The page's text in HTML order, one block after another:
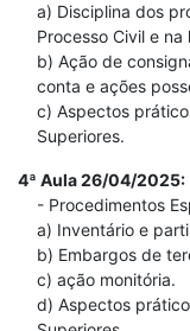
a) Disciplina dos
Processo Civil e
b) Ação de
conta e ações
c) Aspectos
Superiores.
4ª Aula 26/04/2025:
- Procedimentos
a) Inventário e
b) Embargos de
c) ação monitória.
d) Aspectos